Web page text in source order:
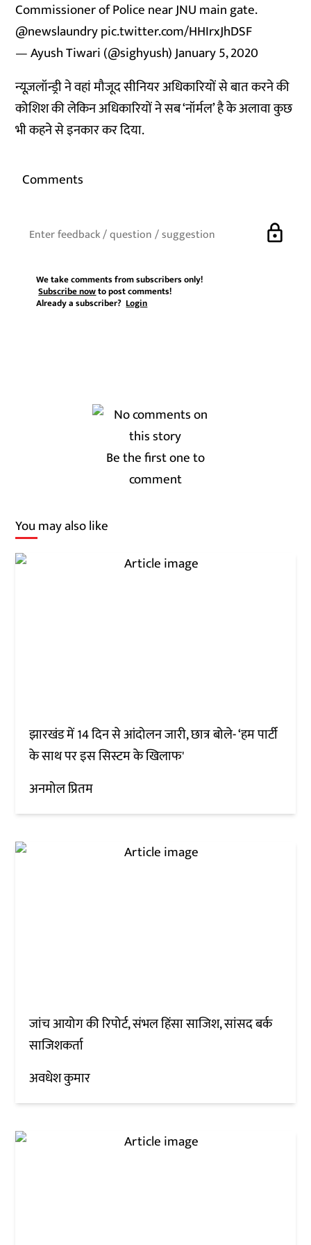
Commissioner of Police near JNU main gate.
@newslaundrypic.twitter.com/HHIrxJhDSF
— Ayush Tiwari (@sighyush)January 5, 2020
न्यूज़लॉन्ड्री ने वहां मौजूद सीनियर अधिकारियों से बात करने की
कोशिश की लेकिन अधिकारियों ने सब ‘नॉर्मल’ है के अलावा कुछ
भी कहने से इनकार कर दिया.
Comments
lock
We take comments from subscribers only!
Subscribe nowto post comments!
Already a subscriber?Login
Be the first one to
comment
You may also like
झारखंड में 14 दिन से आंदोलन जारी, छात्र बोले- ‘हम पार्टी
के साथ पर इस सिस्टम के खिलाफ'
अनमोल प्रितम
जांच आयोग की रिपोर्ट, संभल हिंसा साजिश, सांसद बर्क
साजिशकर्ता
अवधेश कुमार